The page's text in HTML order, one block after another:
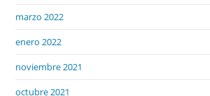
marzo 2022
enero 2022
noviembre 2021
octubre 2021